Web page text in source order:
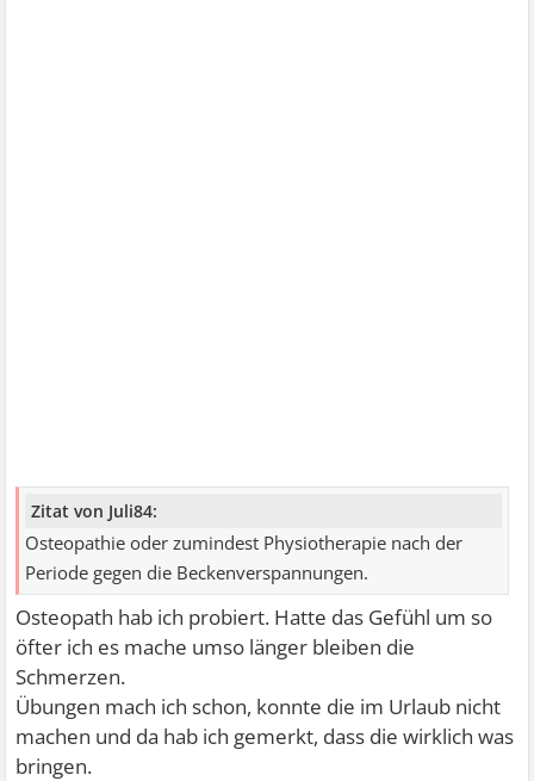
Zitat von Juli84:
Osteopathie oder zumindest Physiotherapie nach der
Periode gegen die Beckenverspannungen.
Osteopath hab ich probiert. Hatte das Gefühl um so
öfter ich es mache umso länger bleiben die
Schmerzen.
Übungen mach ich schon, konnte die im Urlaub nicht
machen und da hab ich gemerkt, dass die wirklich was
bringen.